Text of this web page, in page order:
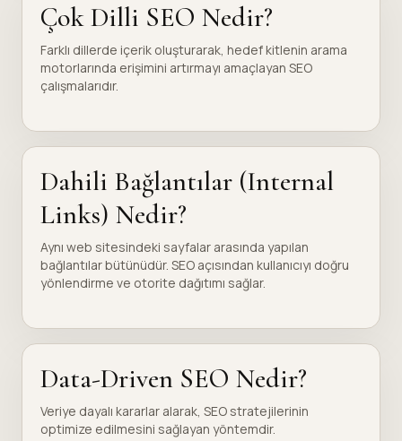
Çok Dilli SEO Nedir?
Farklı dillerde içerik oluşturarak, hedef kitlenin arama
motorlarında erişimini artırmayı amaçlayan SEO
çalışmalarıdır.
Dahili Bağlantılar (Internal
Links) Nedir?
Aynı web sitesindeki sayfalar arasında yapılan
bağlantılar bütünüdür. SEO açısından kullanıcıyı doğru
yönlendirme ve otorite dağıtımı sağlar.
Data-Driven SEO Nedir?
Veriye dayalı kararlar alarak, SEO stratejilerinin
optimize edilmesini sağlayan yöntemdir.